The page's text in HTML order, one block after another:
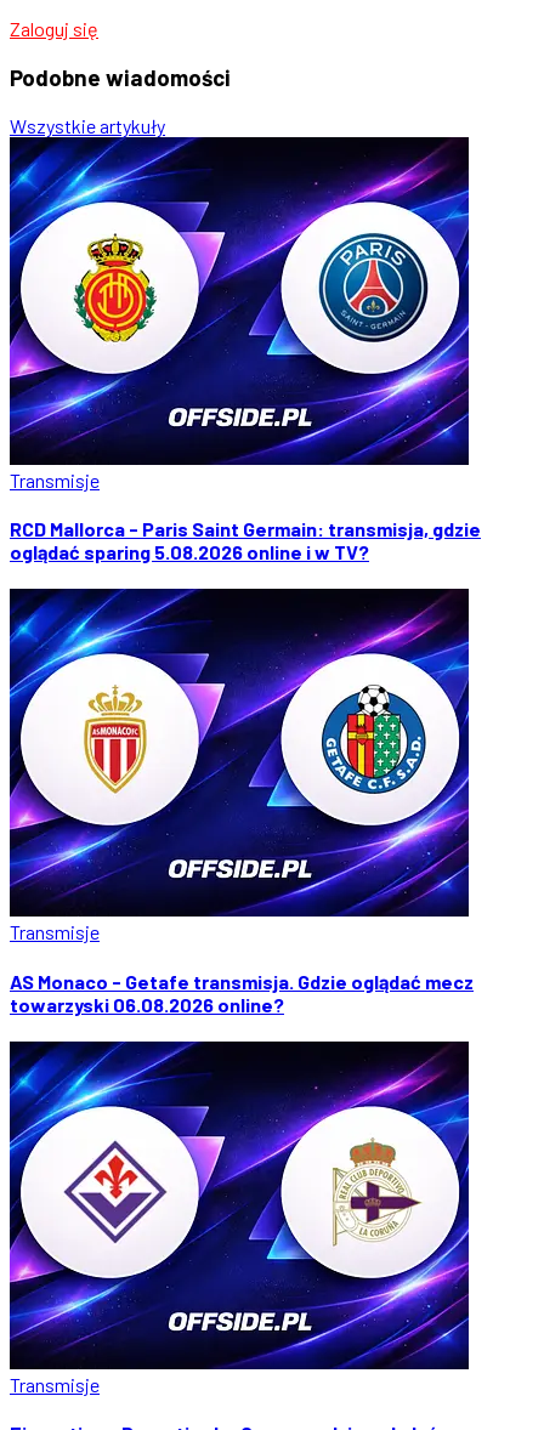
Zaloguj się
Podobne wiadomości
Wszystkie artykuły
Transmisje
RCD Mallorca - Paris Saint Germain: transmisja, gdzie
oglądać sparing 5.08.2026 online i w TV?
Transmisje
AS Monaco - Getafe transmisja. Gdzie oglądać mecz
towarzyski 06.08.2026 online?
Transmisje